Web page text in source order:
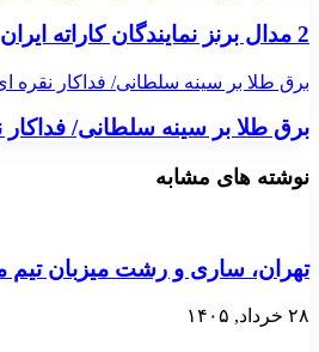
2 مدال برنز نمايندگان كاراته ايران در امارات
برق طلا بر سینه سلطانی/ فداکار نقره
برق طلا بر سینه سلطانی/
نوشته های مشابه
تهران، ساری و رشت میزبان تیم
۲۸ خرداد, ۱۴۰۵